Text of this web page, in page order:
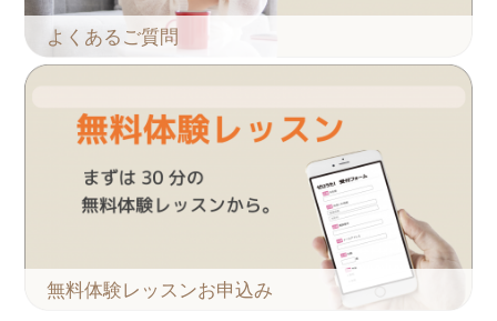
よくあるご質問
無料体験レッスンお申込み